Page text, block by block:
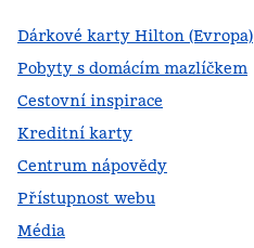
Dárkové karty Hilton (Evropa)
Pobyty s domácím mazlíčkem
Cestovní inspirace
Kreditní karty
Centrum nápovědy
Přístupnost webu
Média